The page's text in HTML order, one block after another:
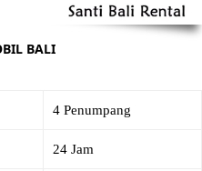
BALI
4 Penumpang
24 Jam